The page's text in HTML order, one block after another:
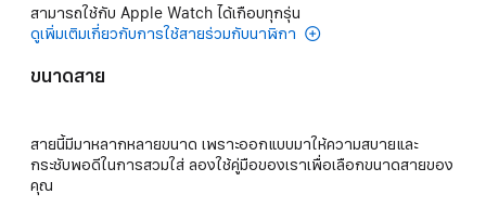
สามารถใช้กับ Apple Watch ได้เกือบทุกรุ่น
ดูเพิ่มเติมเกี่ยวกับการใช้สายร่วมกับนาฬิกา
ขนาดสาย
สายนี้มีมาหลากหลายขนาด เพราะออกแบบมาให้ความสบายและ
กระชับพอดีในการสวมใส่ ลองใช้คู่มือของเราเพื่อเลือกขนาดสายของ
คุณ